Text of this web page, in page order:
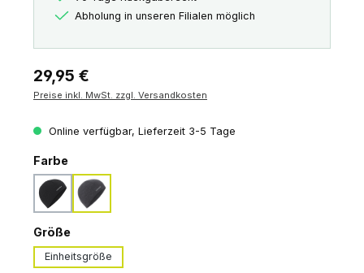
Abholung in unseren Filialen möglich
Regulärer Preis:
29,95 €
Preise inkl. MwSt. zzgl. Versandkosten
Online verfügbar, Lieferzeit 3-5 Tage
Farbeauswählen
black jet-hthr-011
Größeauswählen
Einheitsgröße